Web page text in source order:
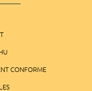
CONFORME